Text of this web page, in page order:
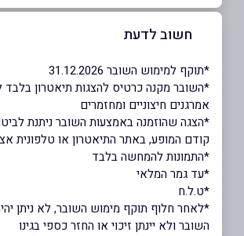
חשוב לדעת
*תוקף למימוש השובר 31.12.2026
*השובר מקנה כרטיס להצגות תיאטרון בלבד
אמרגנים חיצוניים ומחזמרים
קודם המופע, באתר התיאטרון או טלפונית
*התמונות להמחשה בלבד
*עד גמר המלאי
*ט.ל.ח
*לאחר חלוף תוקף מימוש השובר, לא ניתן
השובר ולא יינתן זיכוי או החזר כספי בגינו